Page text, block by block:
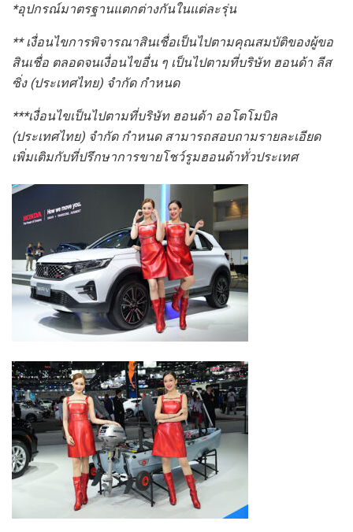
*อุปกรณ์มาตรฐานแตกต่างกันในแต่ละรุ่น
**เงื่อนไขการพิจารณาสินเชื่อเป็นไปตามคุณสมบัติของผู้ขอ
สินเชื่อ ตลอดจนเงื่อนไขอื่น ๆ เป็นไปตามที่บริษัท ฮอนด้า ลีส
ซิ่ง (ประเทศไทย) จำกัด กำหนด
***เงื่อนไขเป็นไปตามที่บริษัท ฮอนด้า ออโตโมบิล
(ประเทศไทย) จำกัดกำหนด สามารถสอบถามรายละเอียด
เพิ่มเติมกับที่ปรึกษาการขายโชว์รูมฮอนด้าทั่วประเทศ